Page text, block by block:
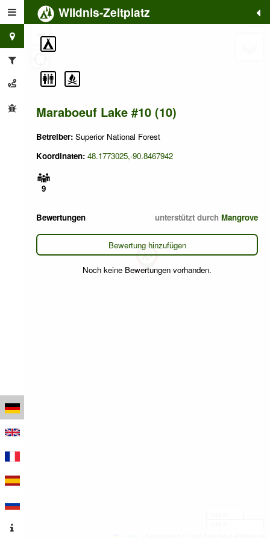
Wildnis-Zeltplatz
Maraboeuf Lake #10 (10)
Betreiber: Superior National Forest
Koordinaten: 48.1773025,-90.8467942
9
Bewertungen unterstützt durch Mangrove
Bewertung hinzufügen
Noch keine Bewertungen vorhanden.
+
−